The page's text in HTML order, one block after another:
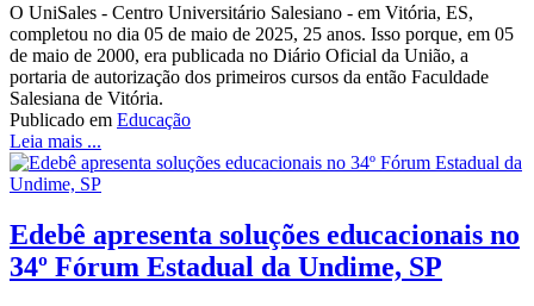
O UniSales - Centro Universitário Salesiano - em Vitória, ES,
completou no dia 05 de maio de 2025, 25 anos. Isso porque, em 05
de maio de 2000, era publicada no Diário Oficial da União, a
portaria de autorização dos primeiros cursos da então Faculdade
Salesiana de Vitória.
Publicado em Educação
Leia mais ...
Edebê apresenta soluções educacionais no
34º Fórum Estadual da Undime, SP